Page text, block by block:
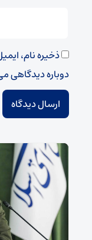
ذخیره نام،
دوباره دیدگاهی